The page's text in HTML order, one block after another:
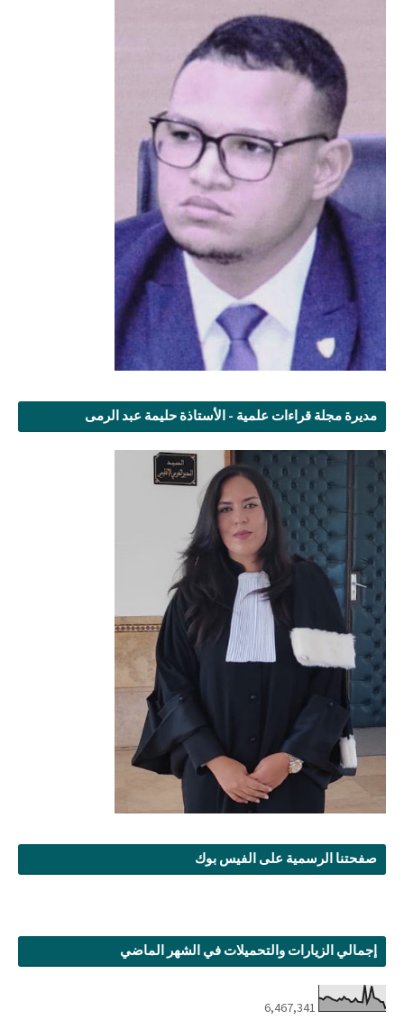
مديرة مجلة قراءات علمية - الأستاذة حليمة عبد الرمى
صفحتنا الرسمية على الفيس بوك
إجمالي الزيارات والتحميلات في الشهر الماضي
6,467,341